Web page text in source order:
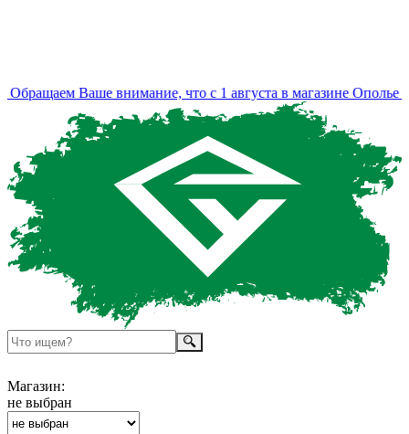
Ваше внимание, что с 1 августа в магазине Ополье
Магазин:
не выбран